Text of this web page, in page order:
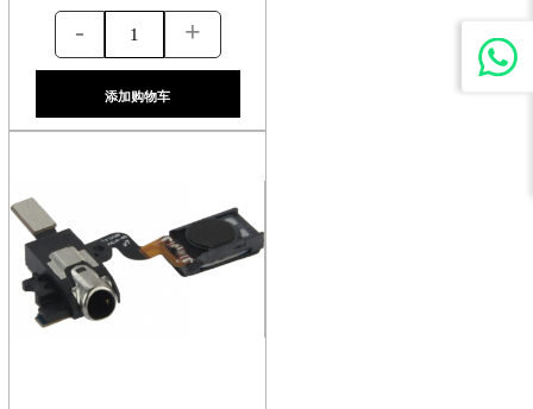
- +
添加购物车